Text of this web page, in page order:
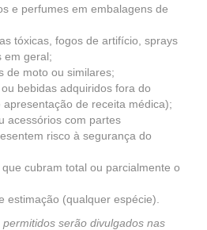
em embalagens de
fogos de artifício, sprays
em geral;
ou similares;
adquiridos fora do
de receita médica);
com partes
risco à segurança do
total ou parcialmente o
(qualquer espécie).
serão divulgados nas